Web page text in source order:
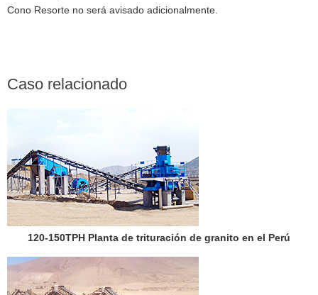
Cono Resorte no será avisado adicionalmente.
Caso relacionado
120-150TPH Planta de trituración de granito en el Perú